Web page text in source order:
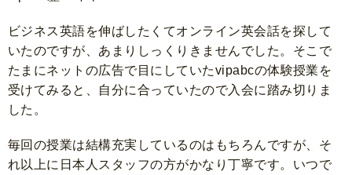
ビジネス英語を伸ばしたくてオンライン英会話を探して
いたのですが、あまりしっくりきませんでした。そこで
たまにネットの広告で目にしていたvipabcの体験授業を
受けてみると、自分に合っていたので入会に踏み切りま
した。
毎回の授業は結構充実しているのはもちろんですが、そ
れ以上に日本人スタッフの方がかなり丁寧です。いつで